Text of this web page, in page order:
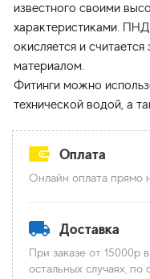
известного своими
характеристиками.
окисляется и
материалом.
Фитинги можно
Оплата
Онлайн оплата прямо
Доставка
При заказе от 15000р
остальных случаях,